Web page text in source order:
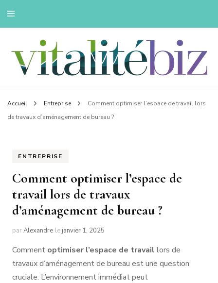
Vitalitebiz
Innovons pour une vie saine
Accueil Entreprise
Comment optimiser l’espace de travail lors
de travaux d’aménagement de bureau ?
ENTREPRISE
Comment optimiser l’espace de
travail lors de travaux
d’aménagement de bureau ?
parAlexandre le janvier 1, 2025
Comment optimiser l’espace de travail lors de
travaux d’aménagement de bureau est une question
cruciale. L’environnement immédiat peut